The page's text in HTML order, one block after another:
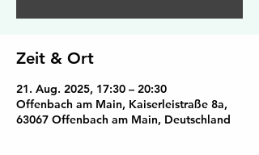
Zeit & Ort
21. Aug. 2025, 17:30 – 20:30
Offenbach am Main, Kaiserleistraße 8a,
63067 Offenbach am Main, Deutschland